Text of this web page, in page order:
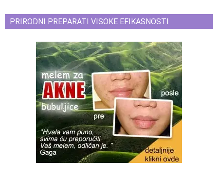
PRIRODNI PREPARATI VISOKE EFIKASNOSTI